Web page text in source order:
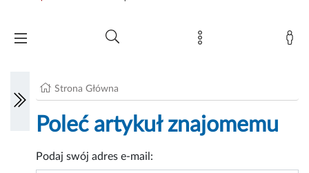
Strona Główna
Poleć artykuł znajomemu
Podaj swój adres e-mail: